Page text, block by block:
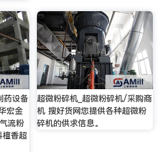
药设备
宏金
流粉
香超
超微粉碎机_超微粉碎机/采购商
机 搜好货网您提供各种超微粉
碎机的供求信息。